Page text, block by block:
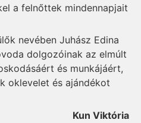
a felnőttek mindennapjait
nevében Juhász Edina
dolgozóinak az elmúlt
és munkájáért,
oklevelet és ajándékot
Kun Viktória